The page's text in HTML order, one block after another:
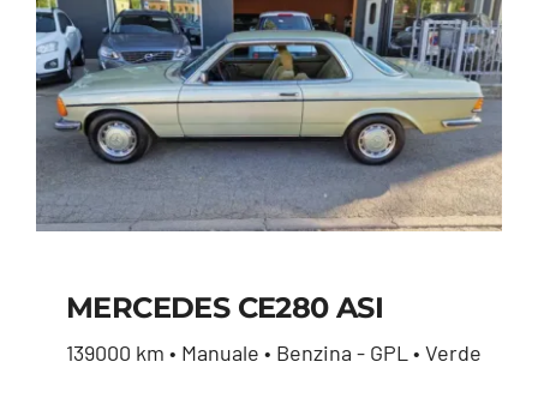
MERCEDES CE280 ASI
139000 km • Manuale • Benzina - GPL • Verde